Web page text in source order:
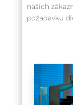
našich
požadavku